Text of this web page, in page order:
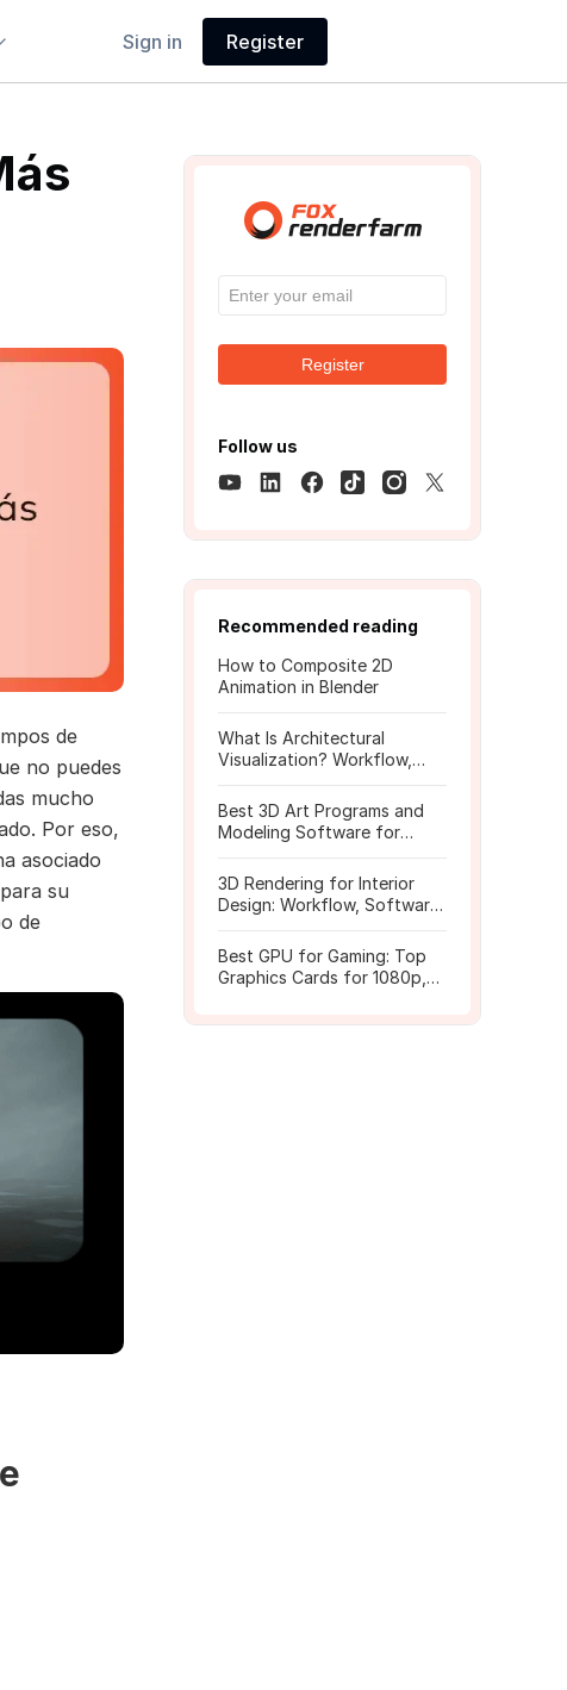
Sign in Register
de
no puedes
mucho
Por eso,
asociado
su
de
Register
Follow us
Recommended reading
How to Composite 2D
Animation in Blender
What Is Architectural
Visualization? Workflow,
Best 3D Art Programs and
Modeling Software for
3D Rendering for Interior
Design: Workflow, Software,
Best GPU for Gaming: Top
Graphics Cards for 1080p,